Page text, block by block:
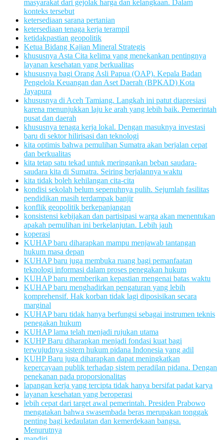
masyarakat dari gejolak harga dan kelangkaan. Dalam
konteks tersebut
ketersediaan sarana pertanian
ketersediaan tenaga kerja terampil
ketidakpastian geopolitik
Ketua Bidang Kajian Mineral Strategis
khususnya Asta Cita kelima yang menekankan pentingnya
layanan kesehatan yang berkualitas
khususnya bagi Orang Asli Papua (OAP). Kepala Badan
Pengelola Keuangan dan Aset Daerah (BPKAD) Kota
Jayapura
khususnya di Aceh Tamiang. Langkah ini patut diapresiasi
karena menunjukkan laju ke arah yang lebih baik. Pemerintah
pusat dan daerah
khususnya tenaga kerja lokal. Dengan masuknya investasi
baru di sektor hilirisasi dan teknologi
kita optimis bahwa pemulihan Sumatra akan berjalan cepat
dan berkualitas
kita tetap satu tekad untuk meringankan beban saudara-
saudara kita di Sumatra. Seiring berjalannya waktu
kita tidak boleh kehilangan cita-cita
kondisi sekolah belum sepenuhnya pulih. Sejumlah fasilitas
pendidikan masih terdampak banjir
konflik geopolitik berkepanjangan
konsistensi kebijakan dan partisipasi warga akan menentukan
apakah pemulihan ini berkelanjutan. Lebih jauh
koperasi
KUHAP baru diharapkan mampu menjawab tantangan
hukum masa depan
KUHAP baru juga membuka ruang bagi pemanfaatan
teknologi informasi dalam proses penegakan hukum
KUHAP baru memberikan kepastian mengenai batas waktu
KUHAP baru menghadirkan pengaturan yang lebih
komprehensif. Hak korban tidak lagi diposisikan secara
marginal
KUHAP baru tidak hanya berfungsi sebagai instrumen teknis
penegakan hukum
KUHAP lama telah menjadi rujukan utama
KUHP Baru diharapkan menjadi fondasi kuat bagi
terwujudnya sistem hukum pidana Indonesia yang adil
KUHP Baru juga diharapkan dapat meningkatkan
kepercayaan publik terhadap sistem peradilan pidana. Dengan
penekanan pada proporsionalitas
lapangan kerja yang tercipta tidak hanya bersifat padat karya
layanan kesehatan yang beroperasi
lebih cepat dari target awal pemerintah. Presiden Prabowo
mengatakan bahwa swasembada beras merupakan tonggak
penting bagi kedaulatan dan kemerdekaan bangsa.
Menurutnya